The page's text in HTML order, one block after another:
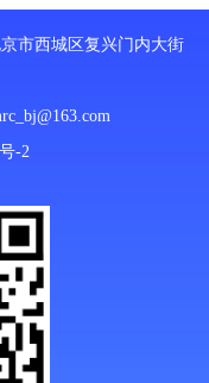
市西城区复兴门内大街
-2